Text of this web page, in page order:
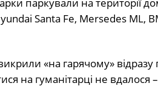
Santa Fe, Mersedes ML,
«на гарячому»
на гуманітарці не